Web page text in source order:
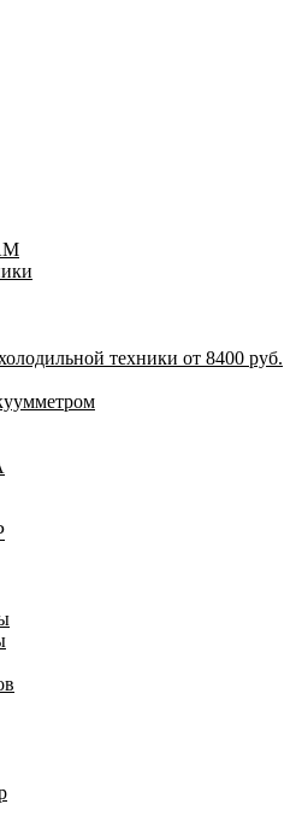
техники от 8400 руб.